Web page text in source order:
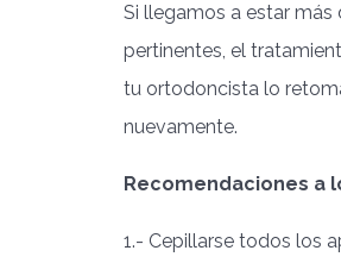
Si llegamos a estar
pertinentes, el
tu ortodoncista lo
nuevamente.
Recomendaciones a
1.- Cepillarse todos los